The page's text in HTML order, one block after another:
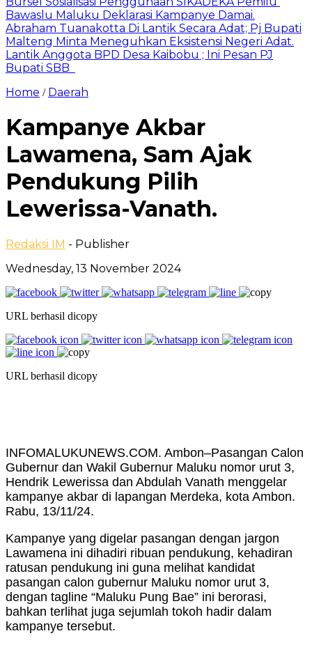
Bawaslu Maluku Deklarasi Kampanye Damai.
Abraham Tuanakotta Di Lantik Secara Adat; Pj Bupati
Malteng Minta Meneguhkan Eksistensi Negeri Adat.
Lantik Anggota BPD Desa Kaibobu ; Ini Pesan PJ
Bupati SBB
Home / Daerah
Kampanye Akbar
Lawamena, Sam Ajak
Pendukung Pilih
Lewerissa-Vanath.
Redaksi IM - Publisher
Wednesday, 13 November 2024
URL berhasil dicopy
URL berhasil dicopy
INFOMALUKUNEWS.COM. Ambon–Pasangan Calon
Gubernur dan Wakil Gubernur Maluku nomor urut 3,
Hendrik Lewerissa dan Abdulah Vanath menggelar
kampanye akbar di lapangan Merdeka, kota Ambon.
Rabu, 13/11/24.
Kampanye yang digelar pasangan dengan jargon
Lawamena ini dihadiri ribuan pendukung, kehadiran
ratusan pendukung ini guna melihat kandidat
pasangan calon gubernur Maluku nomor urut 3,
dengan tagline “Maluku Pung Bae” ini berorasi,
bahkan terlihat juga sejumlah tokoh hadir dalam
kampanye tersebut.